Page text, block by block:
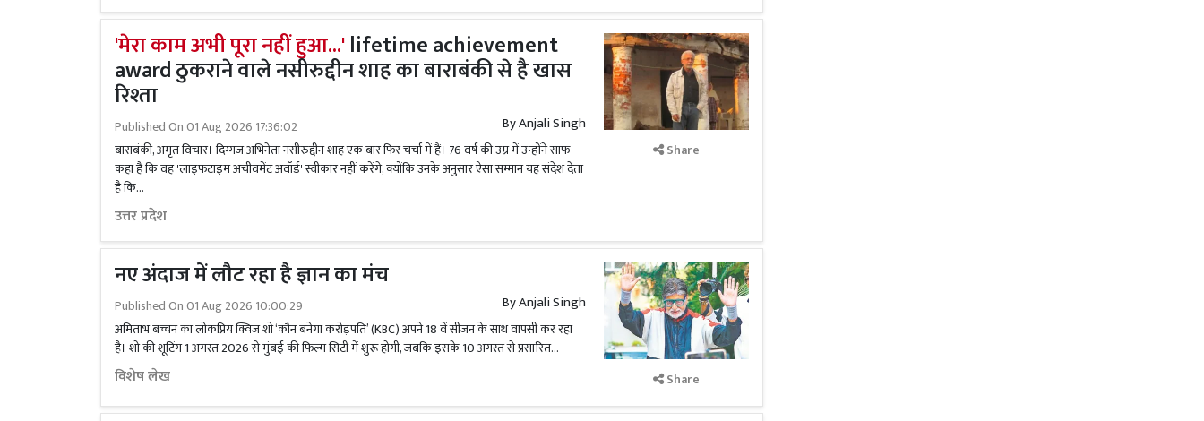
'मेरा काम अभी पूरा नहीं हुआ...'lifetime achievement
award ठुकराने वाले नसीरुद्दीन शाह का बाराबंकी से है खास
रिश्ता
Published On01 Aug 2026 17:36:02 ByAnjali Singh
बाराबंकी, अमृत विचार। दिग्गज अभिनेता नसीरुद्दीन शाह एक बार फिर चर्चा में हैं। 76 वर्ष की उम्र में उन्होंने साफ
कहा है कि वह 'लाइफटाइम अचीवमेंट अवॉर्ड' स्वीकार नहीं करेंगे, क्योंकि उनके अनुसार ऐसा सम्मान यह संदेश देता
है कि...
उत्तर प्रदेश
Share
नए अंदाज में लौट रहा है ज्ञान का मंच
Published On01 Aug 2026 10:00:29 ByAnjali Singh
अमिताभ बच्चन का लोकप्रिय क्विज शो ‘कौन बनेगा करोड़पति’ (KBC) अपने 18 वें सीजन के साथ वापसी कर रहा
है। शो की शूटिंग 1 अगस्त 2026 से मुंबई की फिल्म सिटी में शुरू होगी, जबकि इसके 10 अगस्त से प्रसारित...
विशेष लेख Share